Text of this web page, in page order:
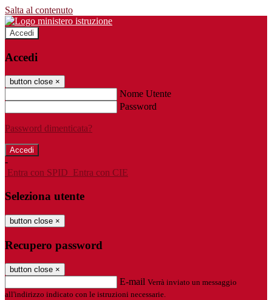
Salta al contenuto
Accedi
Accedi
button close ×
Nome Utente
Password
Password dimenticata?
-
Entra con SPID Entra con CIE
Seleziona utente
button close ×
Recupero password
button close ×
E-mail Verrà inviato un messaggio
all'indirizzo indicato con le istruzioni necessarie.